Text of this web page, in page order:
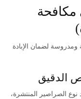
مكافحة
ومدروسة لضمان الإبادة
الدقيق
نوع الصراصير المنتشرة،